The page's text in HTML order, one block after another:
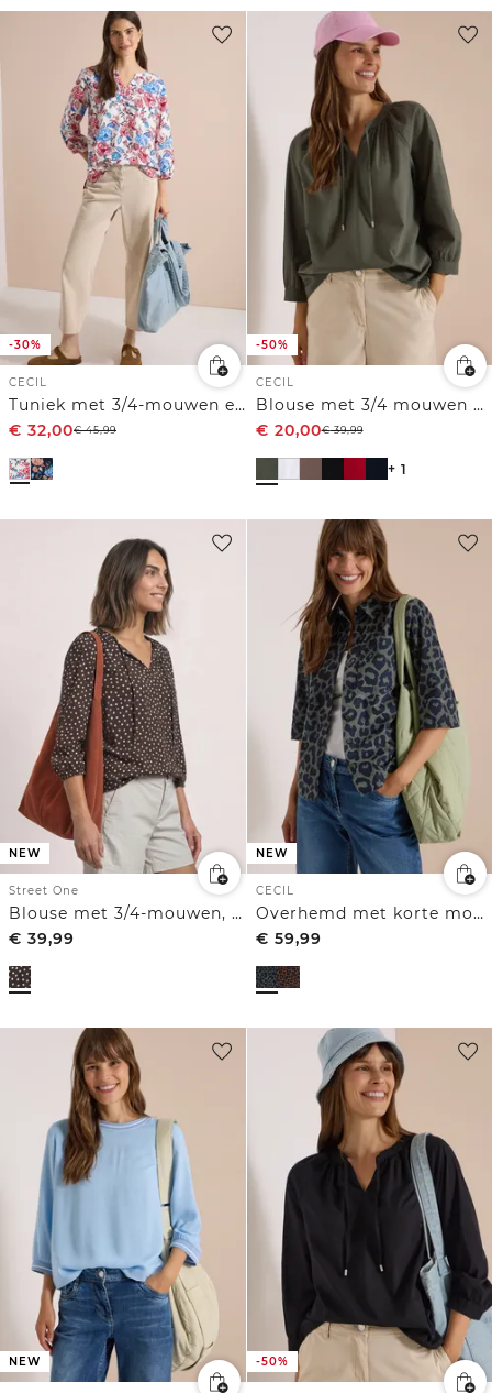
-30%
CECIL
Tuniek met 3/4-mouwen en bloemenpatroon
€ 32,00€45,99
-50%
CECIL
Blouse met 3/4 mouwen en gespleten hals in effen kleur
€ 20,00€39,99
+ 1
NEW
Street One
Blouse met 3/4-mouwen, split in de hals en bandjes
€ 39,99
NEW
CECIL
Overhemd met korte mouwen van corduroy met luipaardprint
€ 59,99
NEW -50%